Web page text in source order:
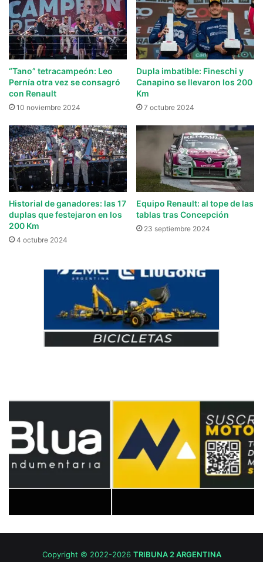
“Tano” tetracampeón: Leo
Pernía otra vez se consagró
con Renault
10 noviembre 2024
Dupla imbatible: Fineschi y
Canapino se llevaron los 200
Km
7 octubre 2024
Historial de ganadores: las 17
duplas que festejaron en los
200 Km
4 octubre 2024
Equipo Renault: al tope de las
tablas tras Concepción
23 septiembre 2024
Copyright © 2022-2026 TRIBUNA 2 ARGENTINA